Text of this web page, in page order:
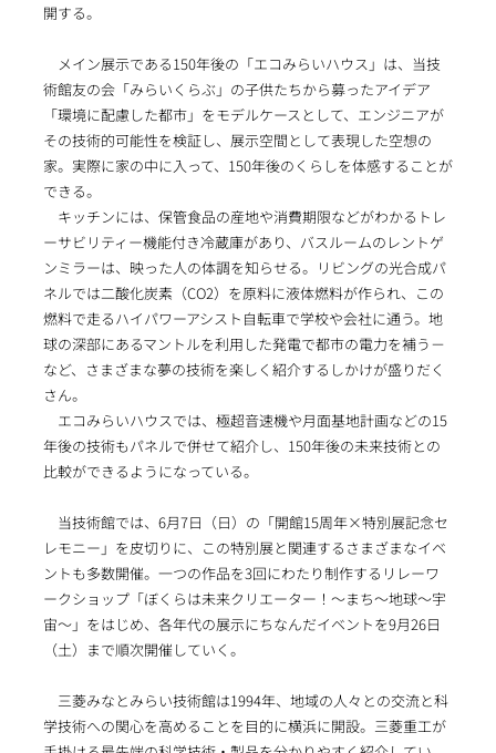
開する。
メイン展示である150年後の「エコみらいハウス」は、当技
術館友の会「みらいくらぶ」の子供たちから募ったアイデア
「環境に配慮した都市」をモデルケースとして、エンジニアが
その技術的可能性を検証し、展示空間として表現した空想の
家。実際に家の中に入って、150年後のくらしを体感することが
できる。
キッチンには、保管食品の産地や消費期限などがわかるトレ
ーサビリティー機能付き冷蔵庫があり、バスルームのレントゲ
ンミラーは、映った人の体調を知らせる。リビングの光合成パ
ネルでは二酸化炭素（CO2）を原料に液体燃料が作られ、この
燃料で走るハイパワーアシスト自転車で学校や会社に通う。地
球の深部にあるマントルを利用した発電で都市の電力を補う－
など、さまざまな夢の技術を楽しく紹介するしかけが盛りだく
さん。
エコみらいハウスでは、極超音速機や月面基地計画などの15
年後の技術もパネルで併せて紹介し、150年後の未来技術との
比較ができるようになっている。
当技術館では、6月7日（日）の「開館15周年×特別展記念セ
レモニー」を皮切りに、この特別展と関連するさまざまなイベ
ントも多数開催。一つの作品を3回にわたり制作するリレーワ
ークショップ「ぼくらは未来クリエーター！～まち～地球～宇
宙～」をはじめ、各年代の展示にちなんだイベントを9月26日
（土）まで順次開催していく。
三菱みなとみらい技術館は1994年、地域の人々との交流と科
学技術への関心を高めることを目的に横浜に開設。三菱重工が